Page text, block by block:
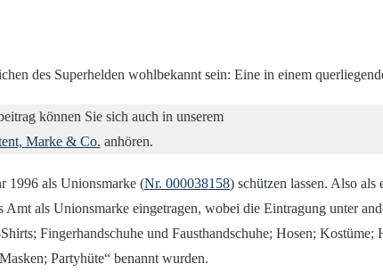
des Superhelden wohlbekannt sein: Eine in einem
können Sie sich auch in unserem
Marke & Co. anhören.
1996 als Unionsmarke (Nr. 000038158) schützen lassen. Also
als Unionsmarke eingetragen, wobei die Eintragung unter
Fingerhandschuhe und Fausthandschuhe; Hosen; Kostüme;
Partyhüte“ benannt wurden.